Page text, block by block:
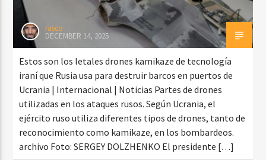
rasco
DECEMBER 14, 2025
Estos son los letales drones kamikaze de tecnología
iraní que Rusia usa para destruir barcos en puertos de
Ucrania | Internacional | Noticias Partes de drones
utilizadas en los ataques rusos. Según Ucrania, el
ejército ruso utiliza diferentes tipos de drones, tanto de
reconocimiento como kamikaze, en los bombardeos.
archivo Foto: SERGEY DOLZHENKO El presidente […]